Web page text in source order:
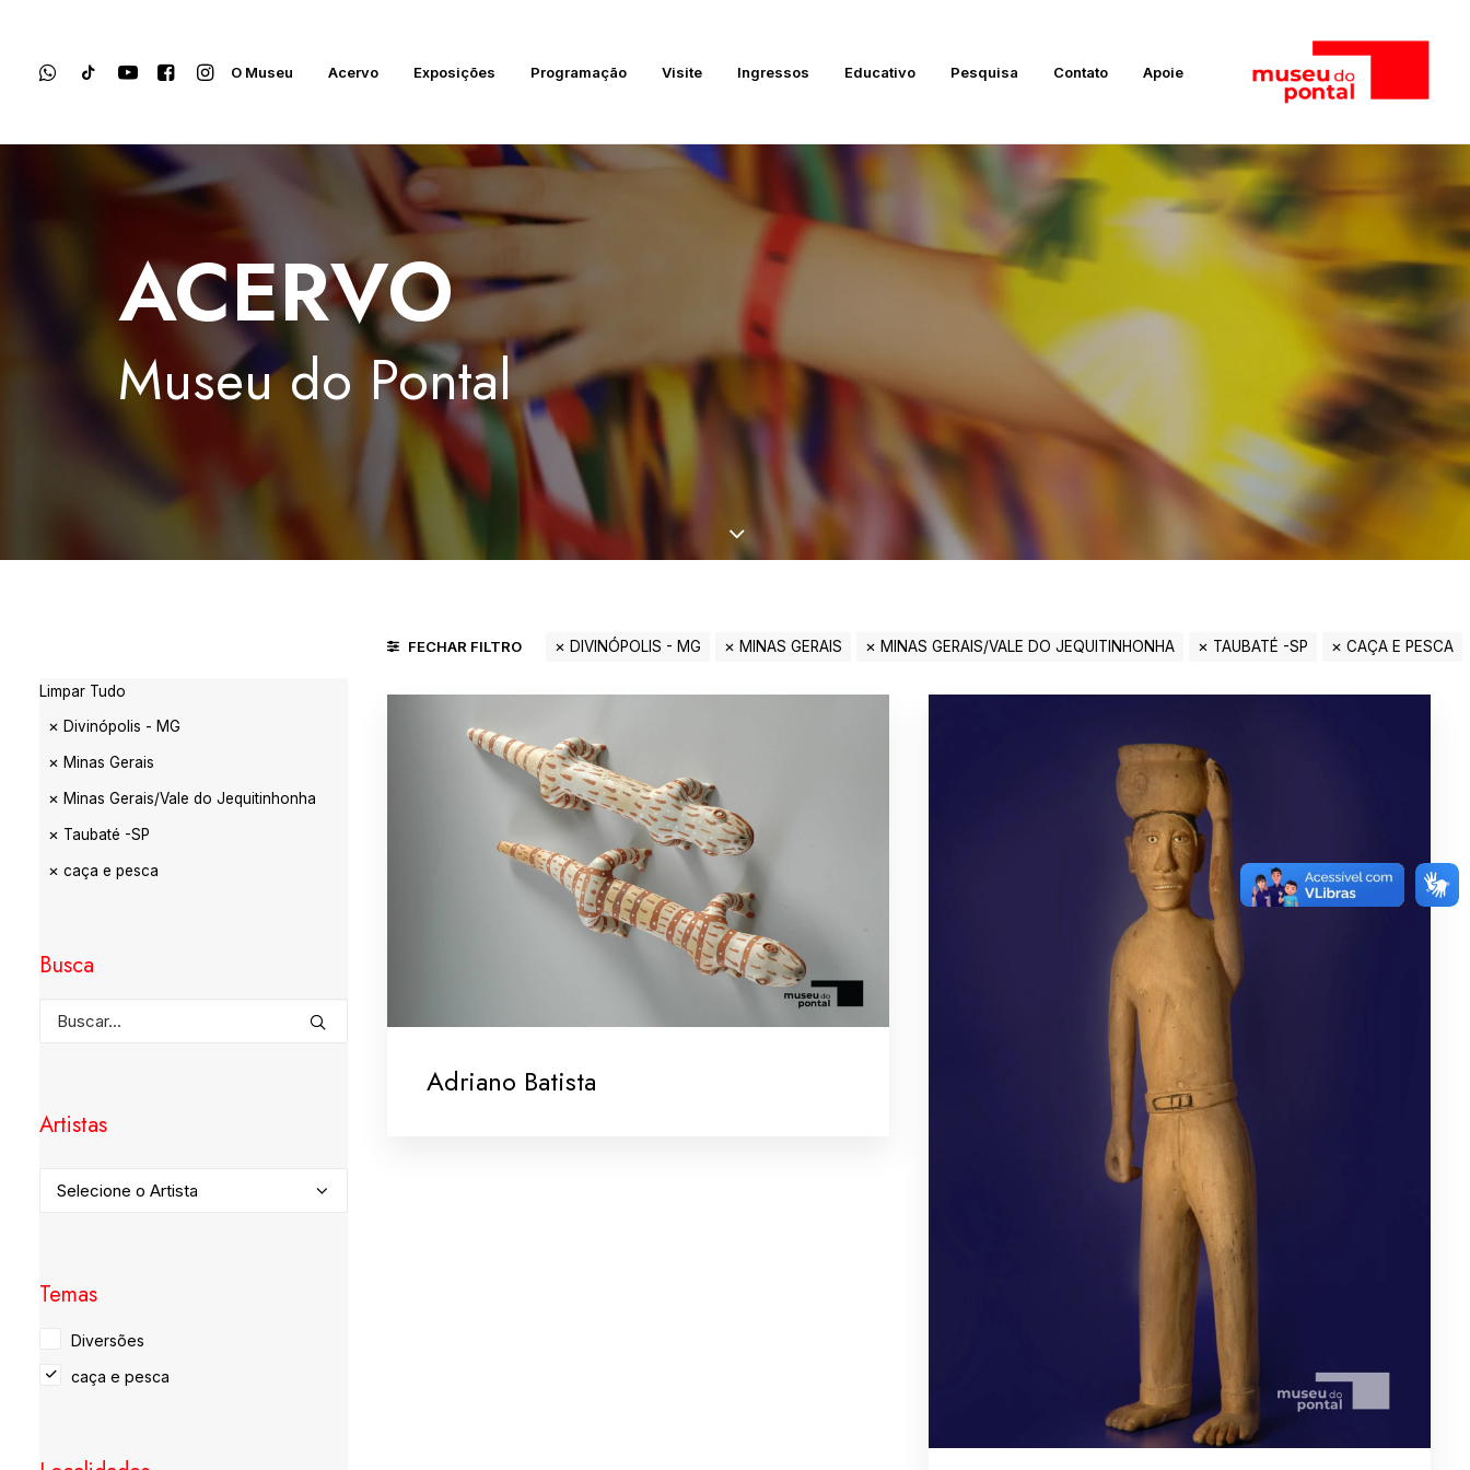
O Museu Acervo Exposições Programação Visite Ingressos Educativo Pesquisa Contato Apoie
ACERVO
Museu do Pontal
Limpar Tudo
Divinópolis - MG
Minas Gerais
Minas Gerais/Vale do Jequitinhonha
Taubaté -SP
caça e pesca
Busca
Artistas
Temas
Diversões
caça e pesca
FECHAR FILTRO DIVINÓPOLIS - MG MINAS GERAIS MINAS GERAIS/VALE DO JEQUITINHONHA TAUBATÉ -SP CAÇA E PESCA
Adriano Batista